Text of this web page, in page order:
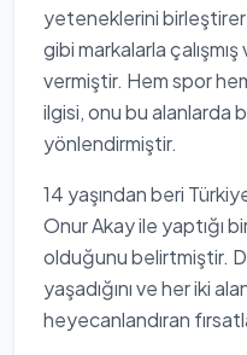
yeteneklerini
gibi markalarla
vermiştir. Hem spor
ilgisi, onu bu alanlarda
yönlendirmiştir.
14 yaşından beri
Onur Akay ile yaptığı
olduğunu belirtmiştir.
yaşadığını ve her iki
heyecanlandıran